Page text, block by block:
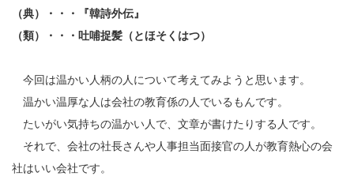
（典）・・・『韓詩外伝』
（類）・・・吐哺捉髪（とほそくはつ）
今回は温かい人柄の人について考えてみようと思います。
温かい温厚な人は会社の教育係の人でいるもんです。
たいがい気持ちの温かい人で、文章が書けたりする人です。
それで、会社の社長さんや人事担当面接官の人が教育熱心の会
社はいい会社です。